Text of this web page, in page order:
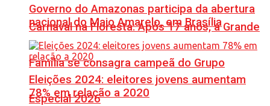
Carnaval na Floresta: Após 17 anos, a Grande
Família se consagra campeã do Grupo
Especial 2026
Governo do Amazonas participa da abertura
nacional do Maio Amarelo, em Brasília
Eleições 2024: eleitores jovens aumentam
78% em relação a 2020